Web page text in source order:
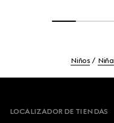
Niños Niña
LOCALIZADOR DE TIENDAS